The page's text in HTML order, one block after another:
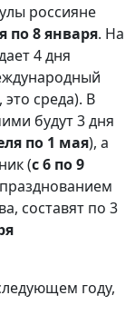
россияне
по 8 января. На
4 дня
, это среда). В
будут 3 дня
по 1 мая), а
(с 6 по 9
составят по 3
году,